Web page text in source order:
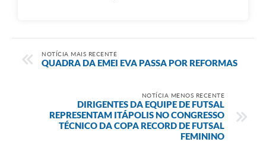
NOTÍCIA MAIS RECENTE
QUADRA DA EMEI EVA PASSA POR REFORMAS
NOTÍCIA MENOS RECENTE
DIRIGENTES DA EQUIPE DE FUTSAL
REPRESENTAM ITÁPOLIS NO CONGRESSO
TÉCNICO DA COPA RECORD DE FUTSAL
FEMININO